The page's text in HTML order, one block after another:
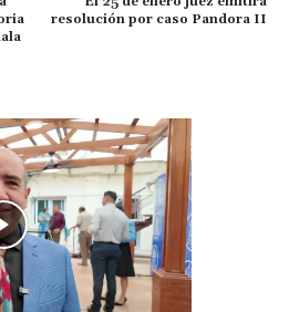
resolución por caso Pandora II